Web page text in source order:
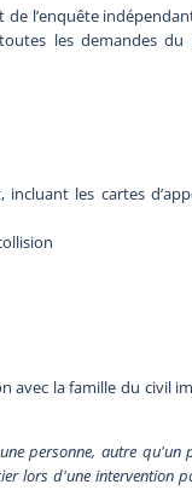
l’enquête
les demandes du
les cartes
avec la famille du civil
personne, autre qu'un
lors d'une intervention